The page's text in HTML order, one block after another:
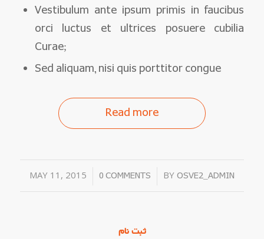
Vestibulum ante ipsum primis in faucibus
orci luctus et ultrices posuere cubilia
Curae;
Sed aliquam, nisi quis porttitor congue
Read more
MAY 11, 2015
/ 0 COMMENTS
/ BY OSVE2_ADMIN
ثبت نام